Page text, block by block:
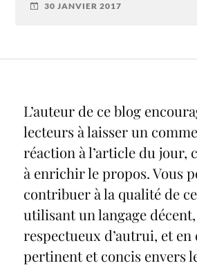
30 JANVIER 2017
L’auteur de ce blog
lecteurs à laisser un
réaction à l’article du jour,
à enrichir le propos. Vous
contribuer à la qualité de
utilisant un langage
respectueux d’autrui, et en
pertinent et concis envers